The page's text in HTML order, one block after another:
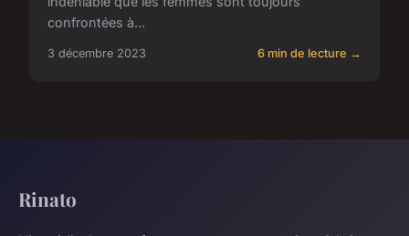
confrontées à...
3 décembre 2023 6 min de lecture →
Rinato